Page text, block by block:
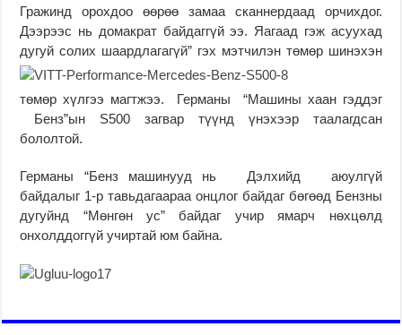
Гражинд орохдоо өөрөө замаа сканнердаад орчихдог.
Дээрээс нь домакрат байдаггүй ээ. Яагаад гэж асуухад
дугуй солих шаардлагагүй” гэх мэтчилэн төмөр шинэхэн
төмөр хүлгээ магтжээ. Германы “Машины хаан гэддэг
Бенз”ын S500 загвар түүнд үнэхээр таалагдсан
бололтой.
Германы “Бенз машинууд нь Дэлхийд аюулгүй
байдалыг 1-р тавьдагаараа онцлог байдаг бөгөөд Бензны
дугуйнд “Мөнгөн ус” байдаг учир ямарч нөхцөлд
онхолддоггүй учиртай юм байна.